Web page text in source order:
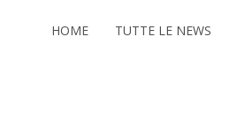
HOME TUTTE LE NEWS